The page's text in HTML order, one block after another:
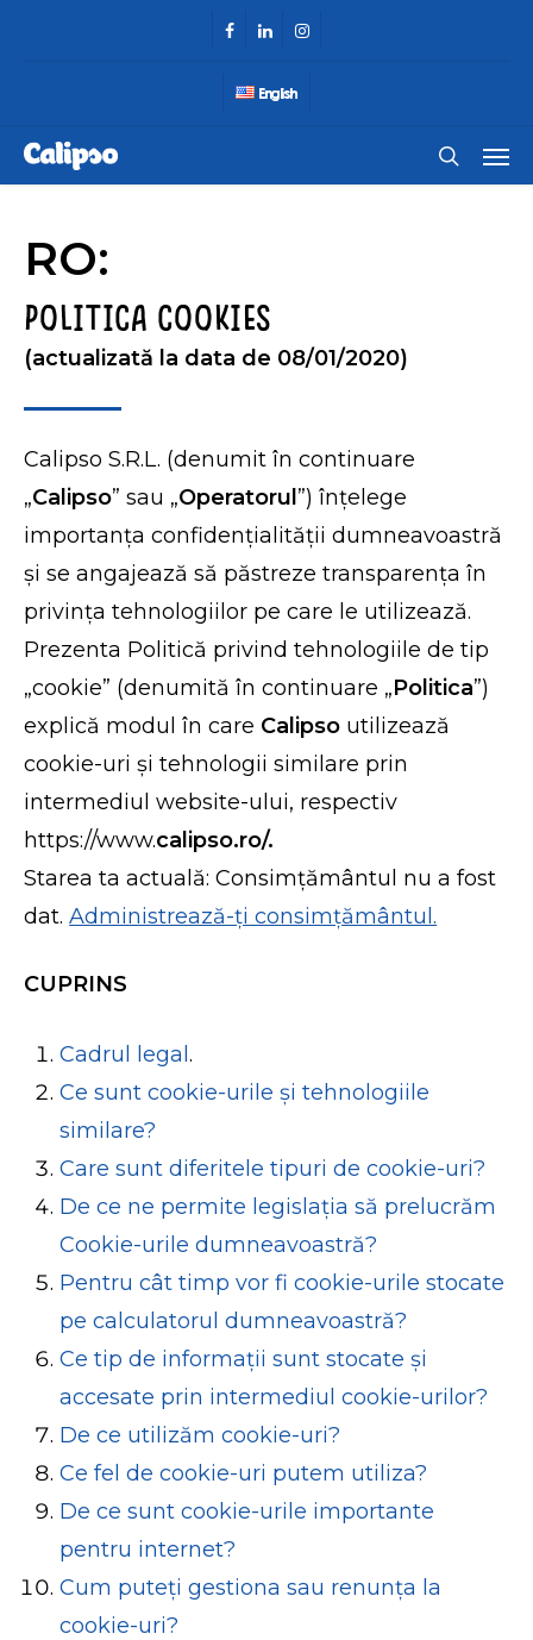
facebooklinkedininstagram
English
search
RO:
POLITICA COOKIES
(actualizată la data de 08/01/2020)
Calipso S.R.L. (denumit în continuare
„Calipso” sau „Operatorul ”) înțelege
importanța confidențialității dumneavoastră
și se angajează să păstreze transparența în
privința tehnologiilor pe care le utilizează.
Prezenta Politică privind tehnologiile de tip
„cookie” (denumită în continuare „Politica”)
explică modul în care Calipso utilizează
cookie-uri și tehnologii similare prin
intermediul website-ului, respectiv
https://www.calipso.ro/.
Starea ta actuală: Consimțământul nu a fost
dat.Administrează-ți consimțământul.
CUPRINS
Cadrul legal.
Ce sunt cookie-urile și tehnologiile
similare?
Care sunt diferitele tipuri de cookie-uri?
De ce ne permite legislația să prelucrăm
Cookie-urile dumneavoastră?
Pentru cât timp vor fi cookie-urile stocate
pe calculatorul dumneavoastră?
Ce tip de informații sunt stocate și
accesate prin intermediul cookie-urilor?
De ce utilizăm cookie-uri?
Ce fel de cookie-uri putem utiliza?
De ce sunt cookie-urile importante
pentru internet?
Cum puteți gestiona sau renunța la
cookie-uri?